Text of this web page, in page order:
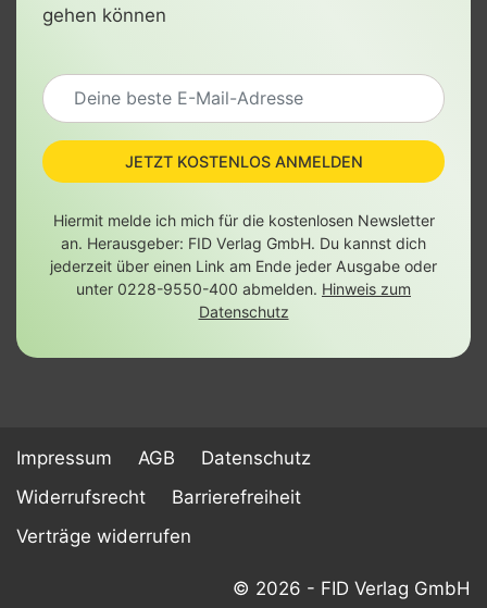
gehen können
JETZT KOSTENLOS ANMELDEN
Hiermit melde ich mich für die kostenlosen Newsletter
an. Herausgeber: FID Verlag GmbH. Du kannst dich
jederzeit über einen Link am Ende jeder Ausgabe oder
unter 0228-9550-400 abmelden. Hinweis zum
Datenschutz
Impressum AGB
Datenschutz
Widerrufsrecht
Barrierefreiheit
Verträge widerrufen
© 2026 - FID Verlag GmbH